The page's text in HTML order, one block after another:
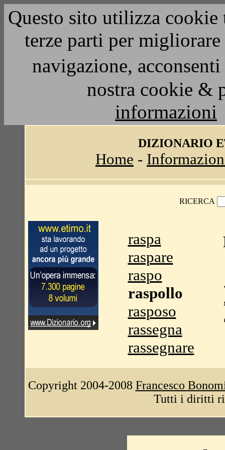
Questo sito utilizza
terze parti per
navigazione,
nostra cookie &
informazioni
DIZIONARIO
Home -
RICERCA
raspa
raspare
raspo
raspollo
rasposo
rassegna
rassegnare
Copyright 2004-2008 Francesco
Tutti i diritti